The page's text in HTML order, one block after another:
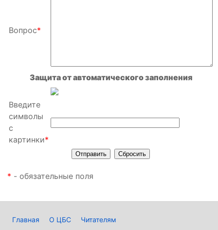
Вопрос*
Защита от автоматического заполнения
Введите
символы
с
картинки*
* - обязательные поля
Главная О ЦБС Читателям